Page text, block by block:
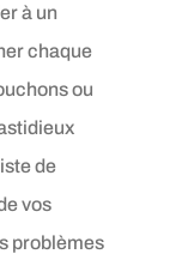
à un
chaque
ou
de
vos
problèmes